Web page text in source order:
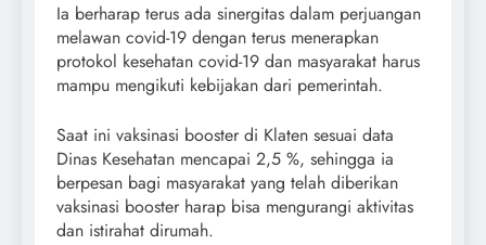
Ia berharap terus ada sinergitas dalam perjuangan
melawan covid-19 dengan terus menerapkan
protokol kesehatan covid-19 dan masyarakat harus
mampu mengikuti kebijakan dari pemerintah.
Saat ini vaksinasi booster di Klaten sesuai data
Dinas Kesehatan mencapai 2,5 %, sehingga ia
berpesan bagi masyarakat yang telah diberikan
vaksinasi booster harap bisa mengurangi aktivitas
dan istirahat dirumah.